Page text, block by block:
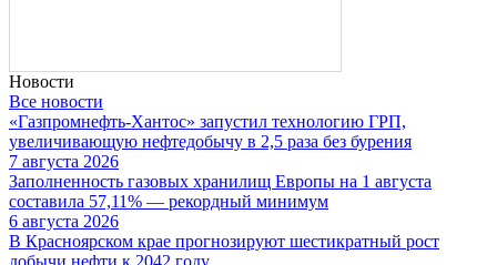
Новости
Все новости
«Газпромнефть-Хантос» запустил технологию ГРП,
увеличивающую нефтедобычу в 2,5 раза без бурения
7 августа 2026
Заполненность газовых хранилищ Европы на 1 августа
составила 57,11% — рекордный минимум
6 августа 2026
В Красноярском крае прогнозируют шестикратный рост